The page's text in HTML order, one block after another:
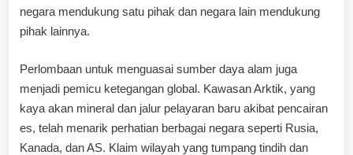
negara mendukung satu pihak dan negara lain mendukung
pihak lainnya.
Perlombaan untuk menguasai sumber daya alam juga
menjadi pemicu ketegangan global. Kawasan Arktik, yang
kaya akan mineral dan jalur pelayaran baru akibat pencairan
es, telah menarik perhatian berbagai negara seperti Rusia,
Kanada, dan AS. Klaim wilayah yang tumpang tindih dan